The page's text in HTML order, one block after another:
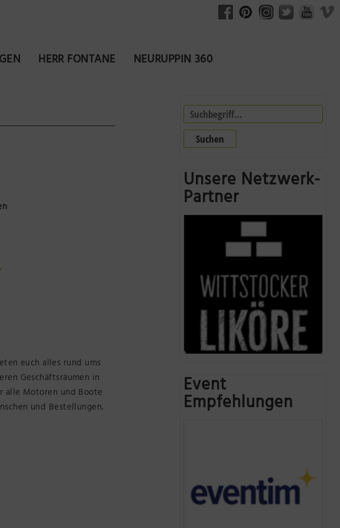
HERR FONTANE NEURUPPIN 360
euch alles rund ums
Geschäftsräumen in
alle Motoren und Boote
und Bestellungen.
Suchen
Unsere Netzwerk-
Partner
Event
Empfehlungen